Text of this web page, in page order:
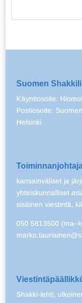
Suomen
Käyntiosoite:
Postiosoite:
Helsinki
kansainväliset ja
yhteiskunnalliset
sisäinen viestintä,
050 5813500
Shakki-lehti,